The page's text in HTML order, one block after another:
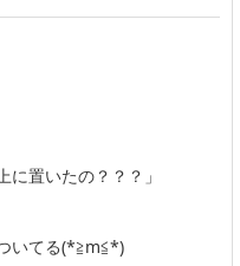
に置いたの？？？」
いてる(*≧m≦*)